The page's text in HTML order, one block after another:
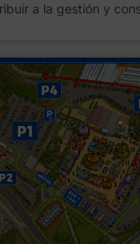
a la gestión y